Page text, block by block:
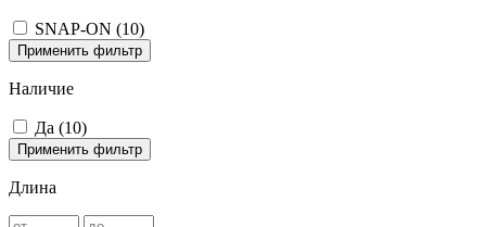
SNAP-ON (10)
Применить фильтр
Наличие
Да (10)
Применить фильтр
Длина